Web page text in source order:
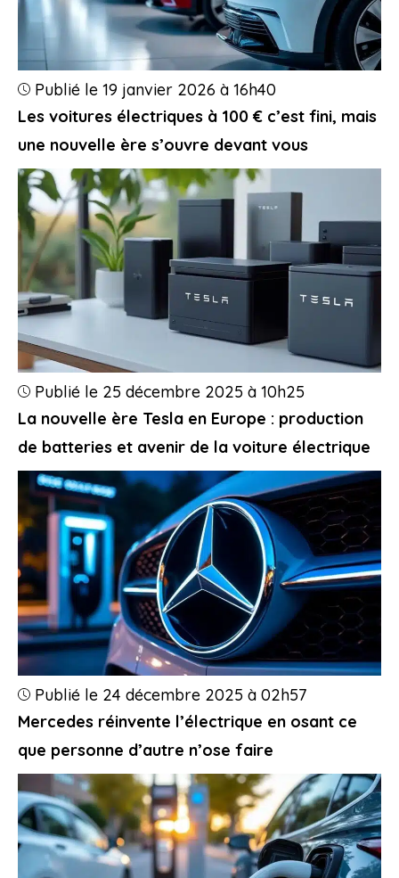
Les voitures électriques à 100 € c’est fini, mais
une nouvelle ère s’ouvre devant vous
Publié le 19 janvier 2026 à 16h40
La nouvelle ère Tesla en Europe : production
de batteries et avenir de la voiture électrique
Publié le 25 décembre 2025 à 10h25
Mercedes réinvente l’électrique en osant ce
que personne d’autre n’ose faire
Publié le 24 décembre 2025 à 02h57